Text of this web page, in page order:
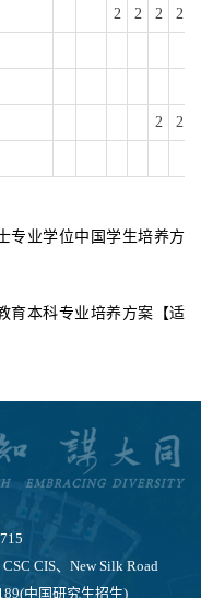
2 2 2 2
2 2
专业学位中国学生培养方
育本科专业培养方案【适
CIS、New Silk Road
中国研究生招生)